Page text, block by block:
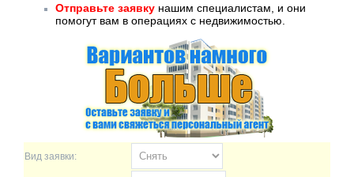
Отправьте заявку нашим специалистам, и они
помогут вам в операциях с недвижимостью.
Вид заявки: